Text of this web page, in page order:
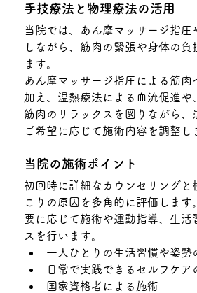
手技療法と物理療法の活用
当院では、あん摩マッサージ指圧
しながら、筋肉の緊張や身体の負
ます。
あん摩マッサージ指圧による筋肉
加え、温熱療法による血流促進や
筋肉のリラックスを図りながら、
ご希望に応じて施術内容を調整し
当院の施術ポイント
初回時に詳細なカウンセリングと
こりの原因を多角的に評価します
要に応じて施術や運動指導、生活
スを行います。
一人ひとりの生活習慣や姿勢
日常で実践できるセルフケア
国家資格者による施術